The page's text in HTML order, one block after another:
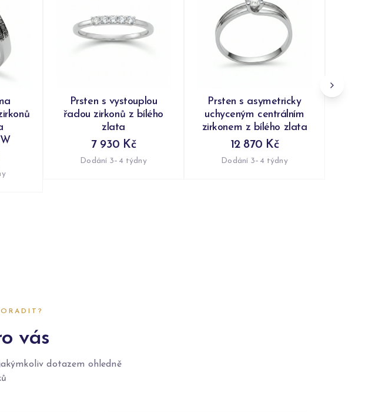
Prsten s vystouplou
řadou zirkonů z bílého
zlata
7 930 Kč
Dodání 3–4 týdny
Prsten s asymetricky
uchyceným centrálním
zirkonem z bílého zlata
12 870 Kč
Dodání 3–4 týdny
vás
dotazem ohledně